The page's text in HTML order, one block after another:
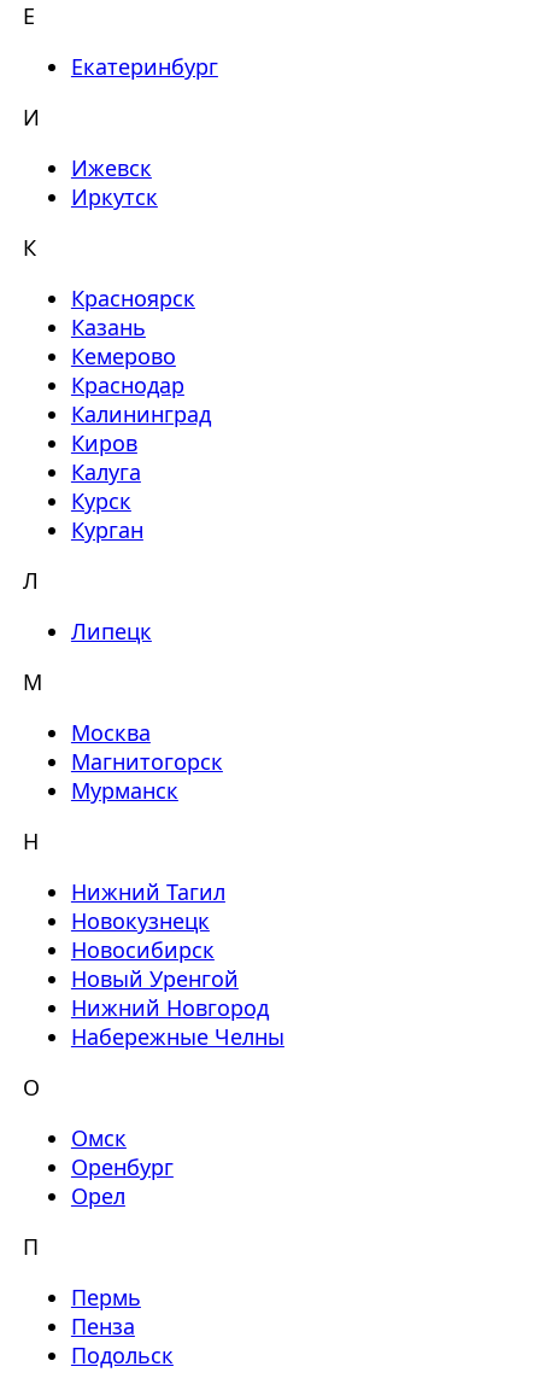
Е
Екатеринбург
И
Ижевск
Иркутск
К
Красноярск
Казань
Кемерово
Краснодар
Калининград
Киров
Калуга
Курск
Курган
Л
Липецк
М
Москва
Магнитогорск
Мурманск
Н
Нижний Тагил
Новокузнецк
Новосибирск
Новый Уренгой
Нижний Новгород
Набережные Челны
О
Омск
Оренбург
Орел
П
Пермь
Пенза
Подольск